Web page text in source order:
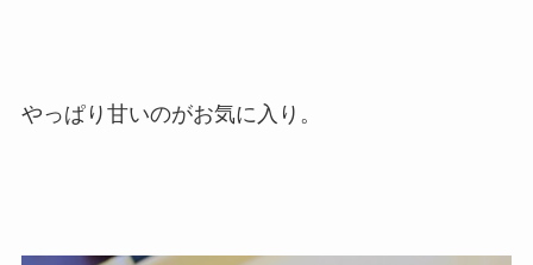
やっぱり甘いのがお気に入り。